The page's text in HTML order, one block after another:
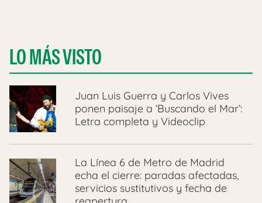
LO MÁS VISTO
Juan Luis Guerra y Carlos Vives
ponen paisaje a ‘Buscando el Mar’:
Letra completa y Videoclip
La Línea 6 de Metro de Madrid
echa el cierre: paradas afectadas,
servicios sustitutivos y fecha de